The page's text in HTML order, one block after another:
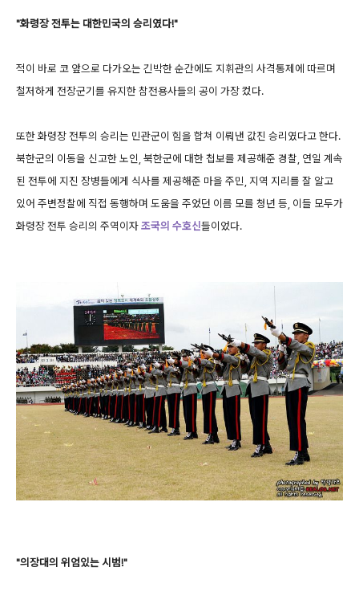
"화령장 전투는 대한민국의 승리였다!"
적이 바로 코 앞으로 다가오는 긴박한 순간에도 지휘관의 사격통제에 따르며
철저하게 전장군기를 유지한 참전용사들의 공이 가장 컸다.
또한 화령장 전투의 승리는 민관군이 힘을 합쳐 이뤄낸 값진 승리였다고 한다.
북한군의 이동을 신고한 노인, 북한군에 대한 첩보를 제공해준 경찰, 연일 계속
된 전투에 지진 장병들에게 식사를 제공해준 마을 주민, 지역 지리를 잘 알고
있어 주변정찰에 직접 동행하며 도움을 주었던 이름 모를 청년 등, 이들 모두가
화령장 전투 승리의 주역이자조국의 수호신들이었다.
"의장대의 위엄있는 시범!"